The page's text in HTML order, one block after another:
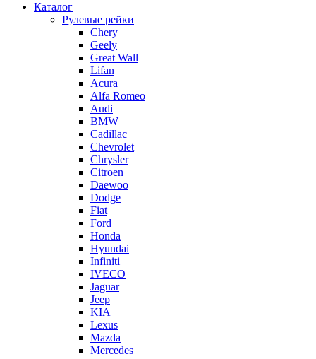
Каталог
Рулевые рейки
Chery
Geely
Great Wall
Lifan
Acura
Alfa Romeo
Audi
BMW
Cadillac
Chevrolet
Chrysler
Citroen
Daewoo
Dodge
Fiat
Ford
Honda
Hyundai
Infiniti
IVECO
Jaguar
Jeep
KIA
Lexus
Mazda
Mercedes